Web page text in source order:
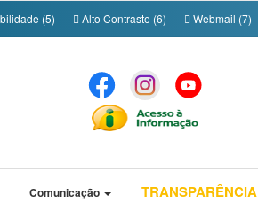
(5) Alto Contraste (6) Webmail (7)
Comunicação TRANSPARÊNCIA